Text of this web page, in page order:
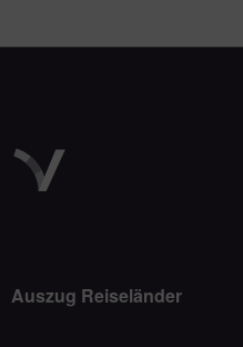
Auszug Reiseländer